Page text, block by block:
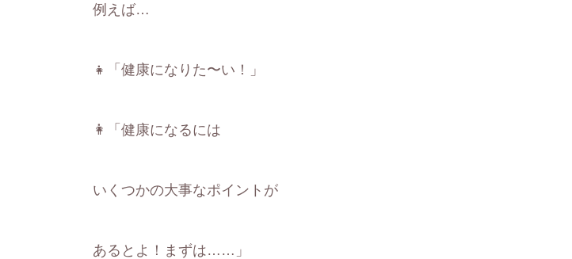
例えば…
👧「健康になりた〜い！」
👩「健康になるには
いくつかの大事なポイントが
あるとよ！まずは……」